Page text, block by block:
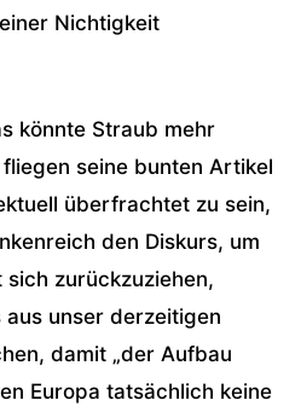
Nichtigkeit
könnte Straub mehr
seine bunten Artikel
überfrachtet zu sein,
den Diskurs, um
zurückzuziehen,
unser derzeitigen
damit „der Aufbau
Europa tatsächlich keine